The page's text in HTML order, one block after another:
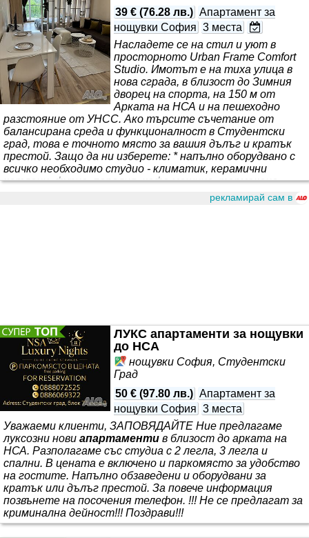
39 € (76.28 лв.) Апартамент за
нощувки София 3 места
Насладете се на стил и уют в
просторното Urban Frame Comfort
Studio. Имотът е на тиха улица в
нова сграда, в близост до Зимния
дворец на спорта, на 150 м от
Арката на НСА и на пешеходно
разстояние от УНСС. Ако търсите съчетание от
балансирана среда и функционалност в Студентски
град, това е точното място за вашия дълъг и кратък
престой. Защо да ни изберете: * напълно оборудвано с
всичко необходимо студио - климатик, керамични
котлони, фурна, пералня, кафе машина, термокана,
домакински съдове и прибори, сешоар и ютия. *
уникален дизайн - светло пространство с красиви
рекламирай сам в
ЛУКС апартаменти за нощувки
до НСА
нощувки София, Студентски
Град
50 € (97.80 лв.) Апартамент за
нощувки София 3 места
Уважаеми клиенти, ЗАПОВЯДАЙТЕ Ние предлагаме
луксозни нови апартаменти в близост до арката на
НСА. Разполагаме със студиа с 2 легла, 3 легла и
спални. В цената е включено и паркомясто за удобство
на гостите. Напълно обзаведени и оборудвани за
кратък или дълъг престой. За повече информация
позвънете на посочения телефон. !!! Не се предлагат за
криминална дейност!!! Поздрави!!!